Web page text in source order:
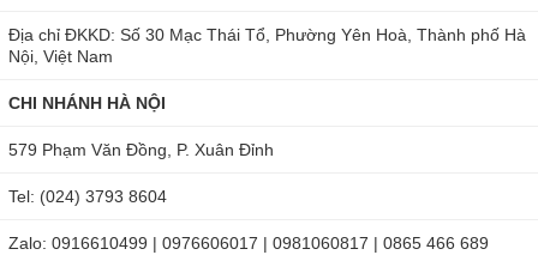
Địa chỉ ĐKKD: Số 30 Mạc Thái Tổ, Phường Yên Hoà, Thành phố Hà
Nội, Việt Nam
CHI NHÁNH HÀ NỘI
579 Phạm Văn Đồng, P. Xuân Đỉnh
Tel: (024) 3793 8604
Zalo: 0916610499 | 0976606017 | 0981060817 | 0865 466 689